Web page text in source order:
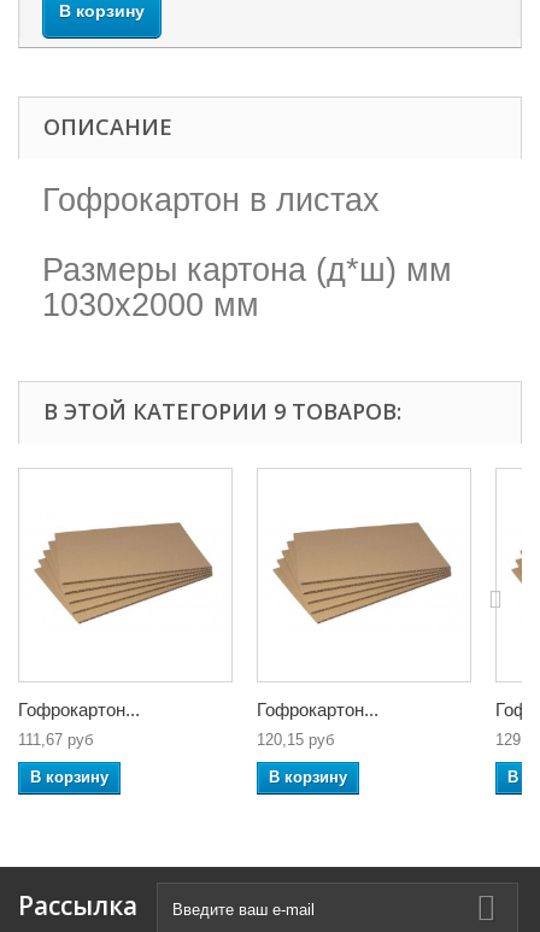
В корзину
ОПИСАНИЕ
Гофрокартон в листах
Размеры картона (д*ш) мм
1030х2000 мм
В ЭТОЙ КАТЕГОРИИ 9 ТОВАРОВ:
Гофрокартон...
111,67 руб
В корзину
Гофрокартон...
120,15 руб
В корзину В
Рассылка